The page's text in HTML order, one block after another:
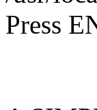
Press